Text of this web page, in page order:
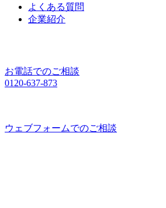
よくある質問
企業紹介
お電話でのご相談
0120-637-873
ウェブフォームでのご相談